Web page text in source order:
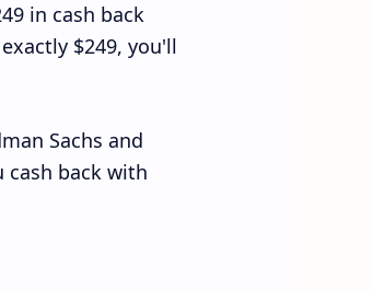
in cash back
$249, you'll
Sachs and
cash back with